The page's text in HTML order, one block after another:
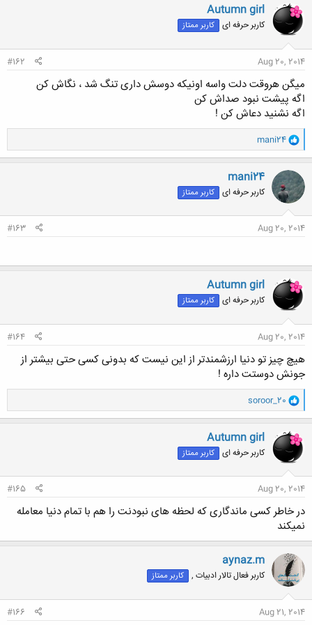
ن
ش
ه
ا
Autumn girl
کاربر حرفه ای کاربر ممتاز
Aug 20, 2014
#162
میگن هروقت دلت واسه اونیکه دوسش داری تنگ شد ، نگاش کن
اگه پیشت نبود صداش کن
اگه نشنید دعاش کن !
و
ا
ک
ن
ش
ه
ا
mani24
mani24
کاربر حرفه ای کاربر ممتاز
Aug 20, 2014
#163
Autumn girl
کاربر حرفه ای کاربر ممتاز
Aug 20, 2014
#164
هیچ چیز تو دنیا ارزشمندتر از این نیست که بدونی کسی حتی بیشتر از
جونش دوستت داره !
و
ا
ک
ن
ش
ه
ا
soroor_20
Autumn girl
کاربر حرفه ای کاربر ممتاز
Aug 20, 2014
#165
در خاطر کسی ماندگاری که لحظه های نبودنت را هم با تمام دنیا معامله
نمیکند
aynaz.m
کاربر فعال تالار ادبیات , کاربر ممتاز
Aug 21, 2014
#166